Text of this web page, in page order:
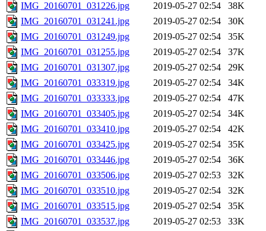
IMG_20160701_031226.jpg
2019-05-27 02:54
38K
IMG_20160701_031241.jpg
2019-05-27 02:54
30K
IMG_20160701_031249.jpg
2019-05-27 02:54
35K
IMG_20160701_031255.jpg
2019-05-27 02:54
37K
IMG_20160701_031307.jpg
2019-05-27 02:54
29K
IMG_20160701_033319.jpg
2019-05-27 02:54
34K
IMG_20160701_033333.jpg
2019-05-27 02:54
47K
IMG_20160701_033405.jpg
2019-05-27 02:54
34K
IMG_20160701_033410.jpg
2019-05-27 02:54
42K
IMG_20160701_033425.jpg
2019-05-27 02:54
35K
IMG_20160701_033446.jpg
2019-05-27 02:54
36K
IMG_20160701_033506.jpg
2019-05-27 02:53
32K
IMG_20160701_033510.jpg
2019-05-27 02:54
32K
IMG_20160701_033515.jpg
2019-05-27 02:54
35K
IMG_20160701_033537.jpg
2019-05-27 02:53
33K